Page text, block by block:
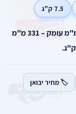
7.5 ק"ג
ארגז כלים גבוה TSTAK מידות: אורך – 440 מ"מ עומק – 331 מ"מ
🏷️ מחיר יבואן